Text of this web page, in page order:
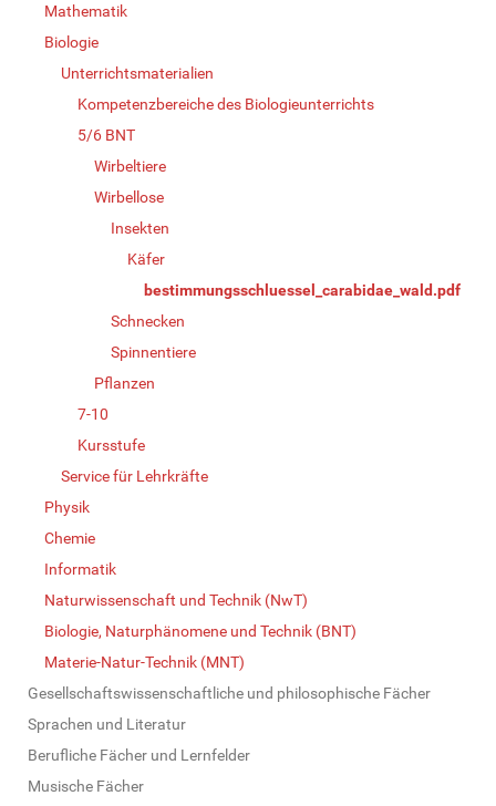
Mathematik
Biologie
Unterrichtsmaterialien
Kompetenzbereiche des Biologieunterrichts
5/6 BNT
Wirbeltiere
Wirbellose
Insekten
Käfer
bestimmungsschluessel_carabidae_wald.pdf
Schnecken
Spinnentiere
Pflanzen
7-10
Kursstufe
Service für Lehrkräfte
Physik
Chemie
Informatik
Naturwissenschaft und Technik (NwT)
Biologie, Naturphänomene und Technik (BNT)
Materie-Natur-Technik (MNT)
Gesellschaftswissenschaftliche und philosophische Fächer
Sprachen und Literatur
Berufliche Fächer und Lernfelder
Musische Fächer